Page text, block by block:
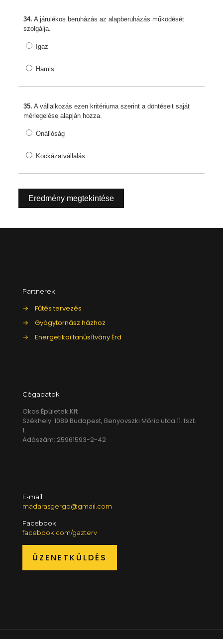
34. A járulékos beruházás az alapberuházás működését
szolgálja.
Igaz
Hamis
35. A vállalkozás ezen kritériuma szerint a döntéseit saját
mérlegelése alapján hozza.
Önállóság
Kockázatvállalás
Eredmény megtekintése
Partnerek
→
Fűtés tervezés
→
Gyógytornász házhoz
→
Energetikai tanúsítvány Érd
Cégadatok
Okos Épületek Kft
Székhely: 1089 Budapest, Benyovszki Móric utca 11. fszt.
1.
Adószám: 25961593-2-42
E-mail:
madarasgergo@gmail.com
Facebook:
facebook.com/gazterv
ÜZENETKÜLDÉS